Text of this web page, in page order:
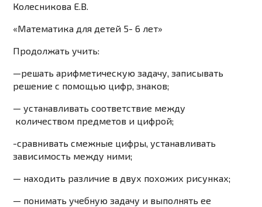
Колесникова Е.В.
«Математика для детей 5- 6 лет»
Продолжать учить:
—решать арифметическую задачу, записывать
решение с помощью цифр, знаков;
— устанавливать соответствие между
количеством предметов и цифрой;
-сравнивать смежные цифры, устанавливать
зависимость между ними;
— находить различие в двух похожих рисунках;
— понимать учебную задачу и выполнять ее